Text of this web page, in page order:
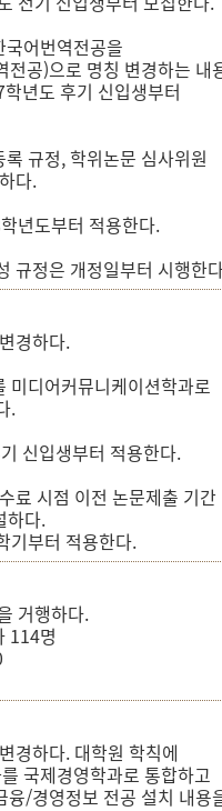
어번역전공을
전공)으로 명칭 변경하는 내
년도 후기 신입생부터
규정, 학위논문 심사위원
다.
년도부터 적용한다.
규정은 개정일부터 시행한
경하다.
미디어커뮤니케이션학과로
.
신입생부터 적용한다.
료 시점 이전 논문제출 기간
하다.
기부터 적용한다.
거행하다.
114명
경하다. 대학원 학칙에
국제경영학과로 통합하고
/경영정보 전공 설치 내용